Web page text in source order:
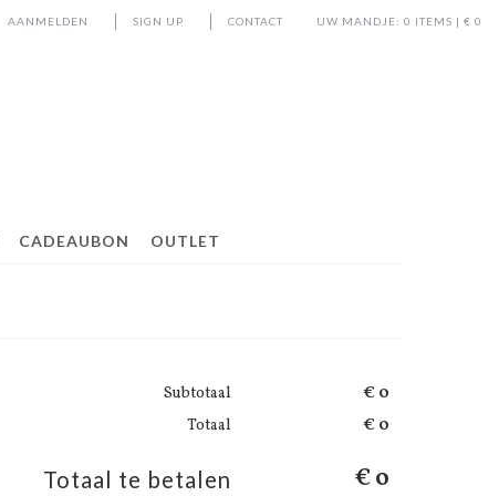
UW MANDJE: 0 ITEMS | € 0
AANMELDEN SIGN UP CONTACT
CADEAUBON OUTLET
Subtotaal
€ 0
Totaal
€ 0
Totaal te betalen € 0